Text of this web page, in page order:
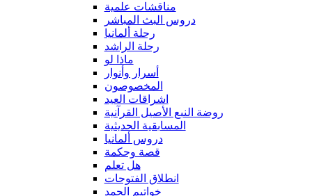
مناقشات علمية
دروس البث المباشر
رحلة ألمانيا
رحلة الراشد
ماذا لو
أسرار وأنوار
المخصوصون
اشراقات العيد
روضة النبع الأصيل القرآنية
المسابقية الحديثية
دروس ألمانيا
قصة وحكمة
هل تعلم
انطلاق الفتوحات
خواتيم الحمد